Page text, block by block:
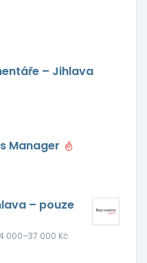
– Jihlava
Manager
– pouze
000–37 000 Kč